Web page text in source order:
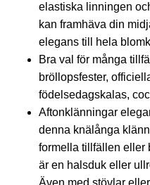
elastiska linningen
kan framhäva din
elegans till hela
Bra val för många
bröllopsfester,
födelsedagskalas,
Aftonklänningar
denna knälånga
formella tillfällen eller
är en halsduk eller
Även med stövlar